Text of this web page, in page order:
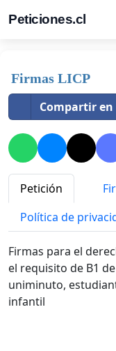
Peticiones.cl
Firmas LICP
Compartir en
Petición
Política de
Firmas para el
el requisito de B1
uniminuto,
infantil